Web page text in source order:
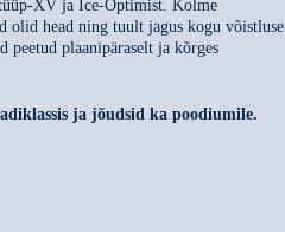
XV ja Ice-Optimist. Kolme
olid head ning tuult jagus kogu võistluse
peetud plaanipäraselt ja kõrges
ja jõudsid ka poodiumile.